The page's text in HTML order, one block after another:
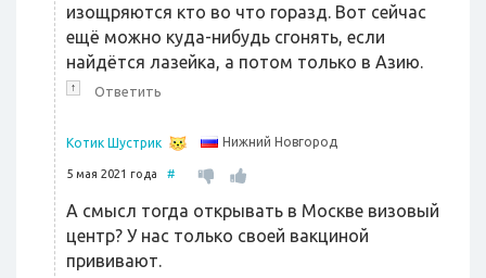
изощряются кто во что горазд. Вот сейчас
ещё можно куда-нибудь сгонять, если
найдётся лазейка, а потом только в Азию.
↑ Ответить
Котик Шустрик Нижний Новгород
5 мая 2021 года #
А смысл тогда открывать в Москве визовый
центр? У нас только своей вакциной
прививают.